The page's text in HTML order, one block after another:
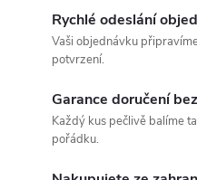
Rychlé odeslání
Vaši objednávku
potvrzení.
Garance doručení
Každý kus pečlivě balíme
pořádku.